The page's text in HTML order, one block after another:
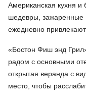
Американская кухня и
шедевры, зажаренные
ежедневно
«Бостон Фиш энд
радом с основными
открытая веранда с
место, чтобы